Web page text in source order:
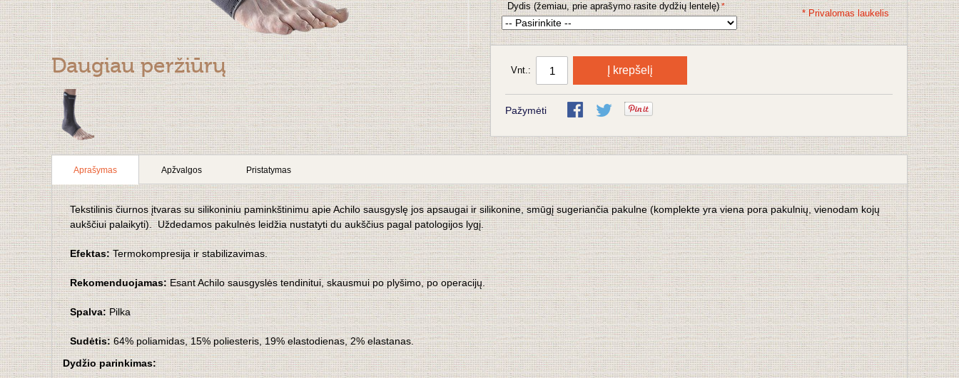
Daugiau peržiūrų
Dydis (žemiau, prie aprašymo rasite dydžių lentelę)
* Privalomas laukelis
Vnt.: Į krepšelį
Pažymėti
Aprašymas Apžvalgos Pristatymas
Tekstilinis čiurnos įtvaras su silikoniniu paminkštinimu apie Achilo sausgyslę jos apsaugai ir silikonine, smūgį sugeriančia pakulne (komplekte yra viena pora pakulnių, vienodam kojų
aukščiui palaikyti). Uždedamos pakulnės leidžia nustatyti du aukščius pagal patologijos lygį.
Efektas:Termokompresija ir stabilizavimas.
Rekomenduojamas:Esant Achilo sausgyslės tendinitui, skausmui po plyšimo, po operacijų.
Spalva: Pilka
Sudėtis:64% poliamidas, 15% poliesteris, 19% elastodienas, 2% elastanas.
Dydžio parinkimas: